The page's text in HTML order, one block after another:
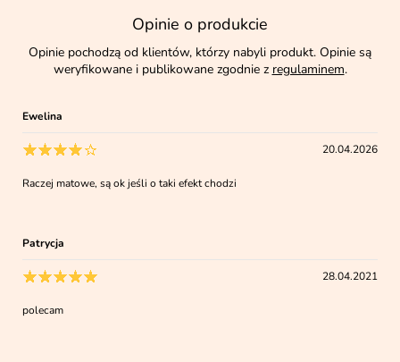
Opinie o produkcie
Opinie pochodzą od klientów, którzy nabyli produkt. Opinie są
weryfikowane i publikowane zgodnie z regulaminem.
Ewelina
20.04.2026
Raczej matowe, są ok jeśli o taki efekt chodzi
Patrycja
28.04.2021
polecam